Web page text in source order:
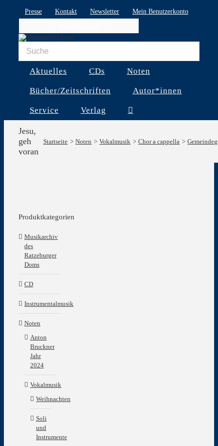
Presse Kontakt Newsletter
Mein Benutzerkonto
Aktuelles CDs Noten
Bücher/Zeitschriften Autor*innen
Service Verlag
Jesu,
geh
voran
Startseite Noten Vokalmusik Chor a cappella
Produktkategorien
Musikarchiv
des
Ratzeburger
Doms
CD
Instrumentalmusik
Noten
Anton
Bruckner
Jahr
2024
Vokalmusik
Weihnachten
Soli
und
Instrumente